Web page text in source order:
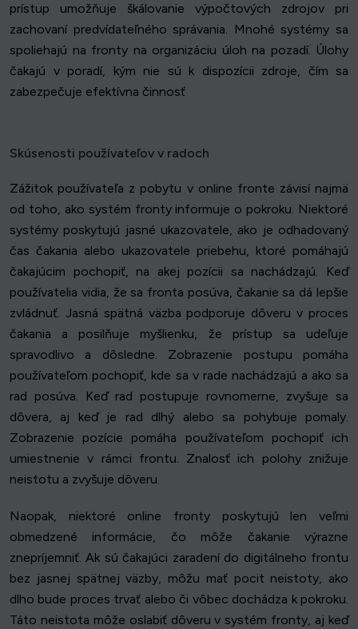
prístup umožňuje škálovanie výpočtových zdrojov pri
zachovaní predvídateľného správania. Mnohé systémy sa
spoliehajú na fronty na organizáciu úloh na pozadí. Úlohy
čakajú v poradí, kým nie sú k dispozícii zdroje, čím sa
zabezpečuje efektívna činnosť
Skúsenosti používateľov v radoch
Zážitok používateľa z pobytu v online fronte závisí najmä
od toho, ako systém fronty informuje o pokroku. Niektoré
systémy poskytujú jasné ukazovatele, ako je odhadovaný
čas čakania alebo ukazovatele priebehu, ktoré pomáhajú
čakajúcim pochopiť, na akej pozícii sa nachádzajú. Keď
používatelia vidia, že sa fronta posúva, čakanie sa dá lepšie
zvládnuť. Jasná spätná väzba podporuje dôveru v proces
čakania a posilňuje myšlienku, že prístup sa udeľuje
spravodlivo a dôsledne. Zobrazenie postupu pomáha
používateľom pochopiť, kde sa v rade nachádzajú a ako sa
rad posúva. Keď rad postupuje rovnomerne, zvyšuje sa
dôvera, aj keď je rad dlhý alebo sa pohybuje pomaly.
Zobrazenie pozície pomáha používateľom pochopiť ich
umiestnenie v rámci frontu. Znalosť ich polohy znižuje
neistotu a zvyšuje dôveru.
Naopak, niektoré online fronty poskytujú len veľmi
obmedzené informácie, čo môže čakanie výrazne
znepríjemniť. Ak sú čakajúci zaradení do digitálneho frontu
bez jasnej spätnej väzby, môžu mať pocit neistoty, ako
dlho bude proces trvať alebo či vôbec dochádza k pokroku.
Táto neistota môže oslabiť dôveru v systém fronty, aj keď